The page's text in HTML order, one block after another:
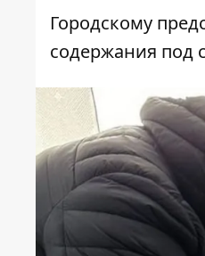
Городскому
содержания под